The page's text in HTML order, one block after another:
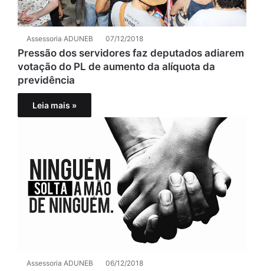
Assessoria ADUNEB 07/12/2018
Pressão dos servidores faz deputados adiarem
votação do PL de aumento da alíquota da
previdência
Leia mais »
Assessoria ADUNEB 06/12/2018